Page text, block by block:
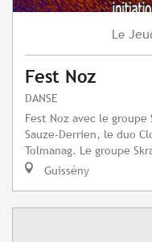
Le
Fest Noz
DANSE
Fest Noz avec le
Sauze-Derrien, le duo
Tolmanag. Le groupe
Guissény